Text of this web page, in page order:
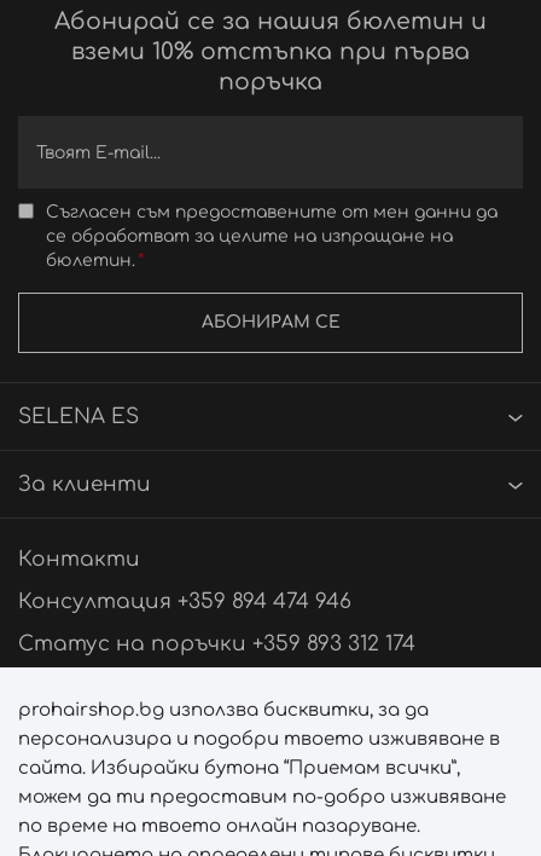
Абонирай се за нашия бюлетин и
вземи 10% отстъпка при първа
поръчка
Съгласен съм предоставените от мен данни да
се обработват за целите на изпращане на
бюлетин.
АБОНИРАМ СЕ
SELENA ES
За клиенти
Контакти
Консултация +359 894 474 946
Статус на поръчки +359 893 312 174
Последвай ни
prohairshop.bg използва бисквитки, за да
персонализира и подобри твоето изживяване в
сайта. Избирайки бутона “Приемам всички”,
можем да ти предоставим по-добро изживяване
по време на твоето онлайн пазаруване.